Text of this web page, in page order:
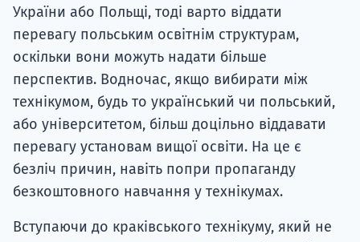
України або Польщі, тоді варто віддати
перевагу польським освітнім структурам,
оскільки вони можуть надати більше
перспектив. Водночас, якщо вибирати між
технікумом, будь то український чи польський,
або університетом, більш доцільно віддавати
перевагу установам вищої освіти. На це є
безліч причин, навіть попри пропаганду
безкоштовного навчання у технікумах.
Вступаючи до краківського технікуму, який не